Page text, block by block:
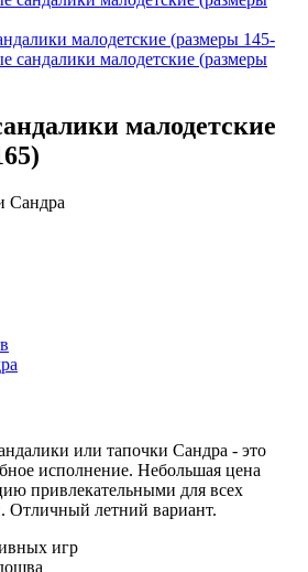
малодетские
Сандра
или тапочки Сандра - это
исполнение. Небольшая цена
привлекательными для всех
Отличный летний вариант.
игр